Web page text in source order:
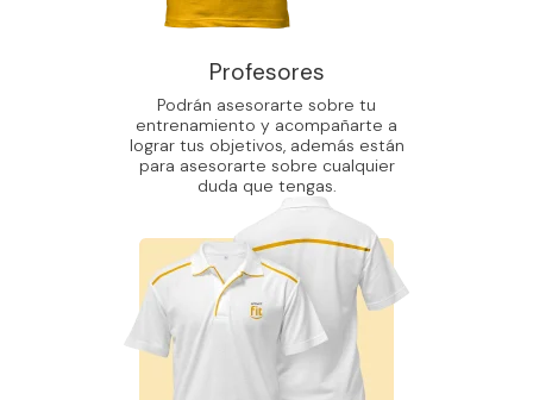
Profesores
Podrán asesorarte sobre tu
entrenamiento y acompañarte a
lograr tus objetivos, además están
para asesorarte sobre cualquier
duda que tengas.